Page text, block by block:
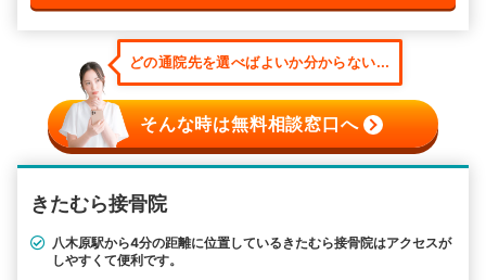
どの通院先を選べばよいか分からない...
そんな時は無料相談窓口へ
きたむら接骨院
八木原駅から4分の距離に位置しているきたむら接骨院はアクセスが
しやすくて便利です。